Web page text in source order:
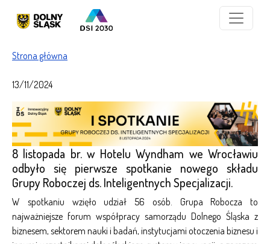
Ścieżka nawigacyjna
Strona główna
13/11/2024
8 listopada br. w Hotelu Wyndham we Wrocławiu
odbyło się pierwsze spotkanie nowego składu
Grupy Roboczej ds. Inteligentnych Specjalizacji.
W spotkaniu wzięło udział 56 osób. Grupa Robocza to
najważniejsze forum współpracy samorządu Dolnego Śląska z
biznesem, sektorem nauki i badań, instytucjami otoczenia biznesu i